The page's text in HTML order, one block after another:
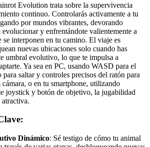
Evolution trata sobre la supervivencia
continuo. Controlarás activamente a tu
por mundos vibrantes, devorando
evolucionar y enfrentándote valientemente a
se interponen en tu camino. El viaje es
nuevas ubicaciones solo cuando has
umbral evolutivo, lo que te impulsa a
Ya sea en PC, usando WASD para el
saltar y controles precisos del ratón para
o en tu smartphone, utilizando
joystick y botón de objetivo, la jugabilidad
Dinámico: Sé testigo de cómo tu animal